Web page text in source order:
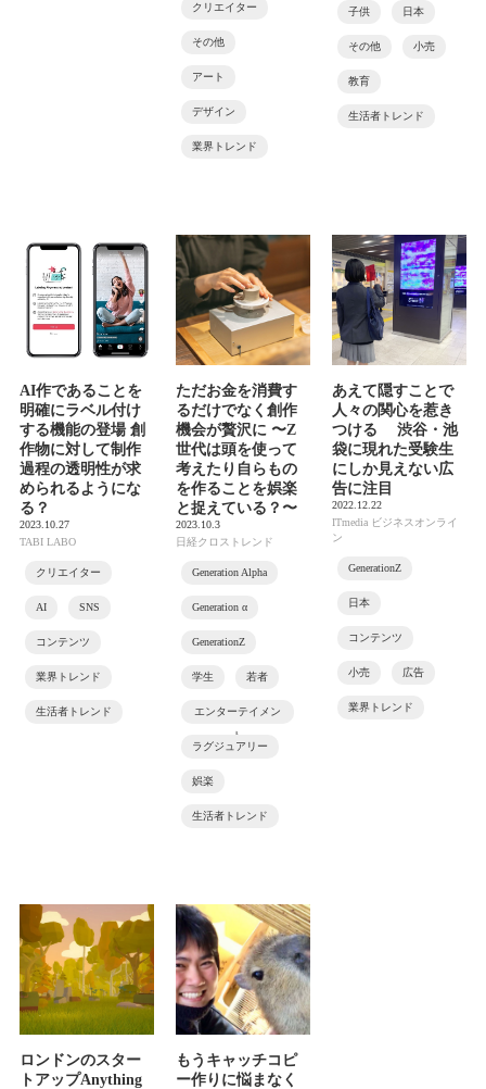
クリエイター
その他
アート
デザイン
業界トレンド
子供 日本
その他 小売
教育
生活者トレンド
AI作であることを
明確にラベル付け
する機能の登場 創
作物に対して制作
過程の透明性が求
められるようにな
る？
2023.10.27
TABI LABO
クリエイター
AI SNS
コンテンツ
業界トレンド
生活者トレンド
ただお金を消費す
るだけでなく創作
機会が贅沢に 〜Z
世代は頭を使って
考えたり自らもの
を作ることを娯楽
と捉えている？〜
2023.10.3
日経クロストレンド
Generation Alpha
Generation α
GenerationZ
学生 若者
エンターテイメン
ト
ラグジュアリー
娯楽
生活者トレンド
あえて隠すことで
人々の関心を惹き
つける 渋谷・池
袋に現れた受験生
にしか見えない広
告に注目
2022.12.22
ITmedia ビジネスオンライ
ン
GenerationZ
日本
コンテンツ
小売 広告
業界トレンド
ロンドンのスター
トアップAnything
もうキャッチコピ
ー作りに悩まなく